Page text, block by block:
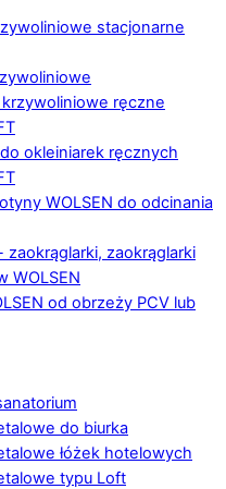
stacjonarne
krzywoliniowe ręczne
okleiniarek ręcznych
WOLSEN do odcinania
zaokrąglarki, zaokrąglarki
WOLSEN
od obrzeży PCV lub
do biurka
łóżek hotelowych
typu Loft